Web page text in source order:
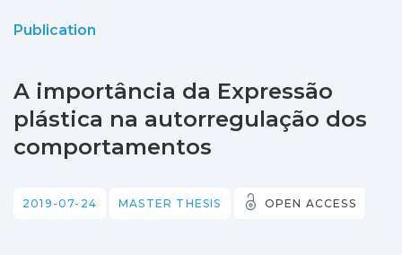
Statistics
Publication
A importância da Expressão
plástica na autorregulação dos
comportamentos
2019-07-24 MASTER THESIS OPEN ACCESS